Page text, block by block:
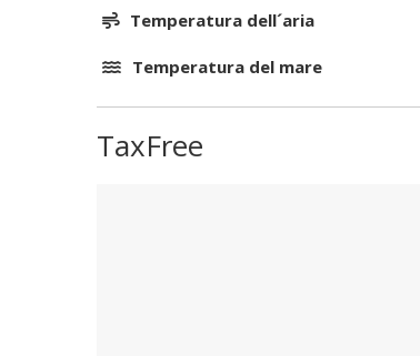
Temperatura dell´aria
Temperatura del mare
TaxFree